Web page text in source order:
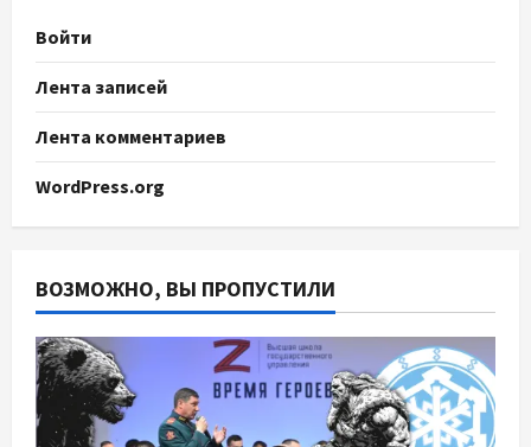
Войти
Лента записей
Лента комментариев
WordPress.org
ВОЗМОЖНО, ВЫ ПРОПУСТИЛИ